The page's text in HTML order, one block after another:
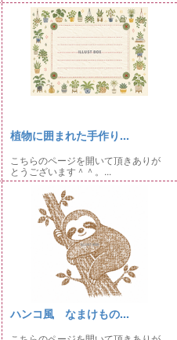
植物に囲まれた手作り...
こちらのページを開いて頂きありが
とうございます＾＾。...
ハンコ風 なまけもの...